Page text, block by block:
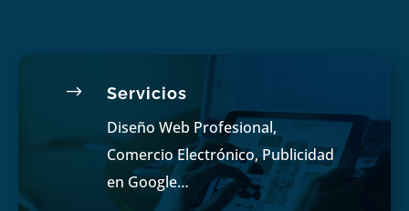
$ Servicios
Diseño Web Profesional,
Comercio Electrónico, Publicidad
en Google…